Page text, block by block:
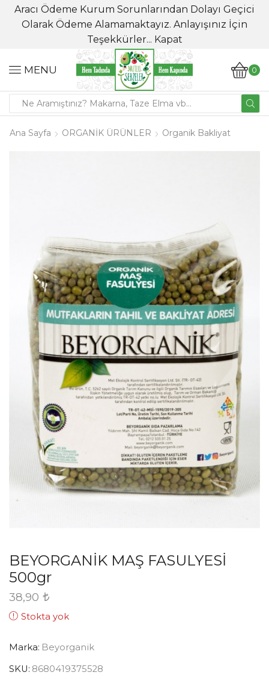
Aracı Ödeme Kurum Sorunlarından Dolayı Geçici
Olarak Ödeme Alamamaktayız. Anlayışınız İçin
Teşekkürler... Kapat
MENU 0
Ana Sayfa ORGANİK ÜRÜNLER Organik Bakliyat
BEYORGANİK MAŞ FASULYESİ
500gr
38,90
Stokta yok
Marka: Beyorganik
SKU: 8680419375528